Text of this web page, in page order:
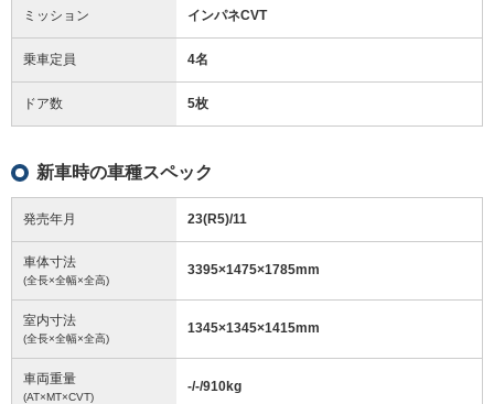
ミッション インパネCVT
乗車定員 4名
ドア数 5枚
新車時の車種スペック
発売年月 23(R5)/11
車体寸法
(全長×全幅×全高)
3395×1475×1785mm
室内寸法
(全長×全幅×全高)
1345×1345×1415mm
車両重量
(AT×MT×CVT)
-/-/910kg